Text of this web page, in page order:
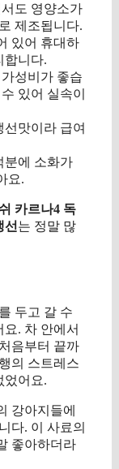
도 영양소가
제조됩니다.
있어 휴대하
합니다.
성비가 좋습
있어 실속이
맛이라 급여
분에 소화가
요.
카르나4 독
선는 정말 많
두고 갈 수
요. 차 안에서
음부터 끝까
의 스트레스
었어요.
강아지들에
다. 이 사료의
좋아하더라